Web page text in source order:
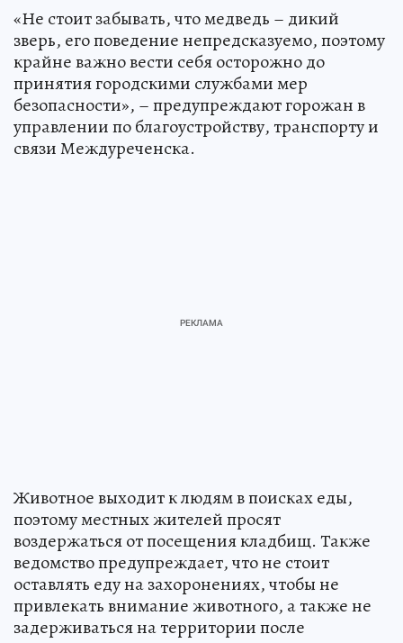
«Не стоит забывать, что медведь – дикий
зверь, его поведение непредсказуемо, поэтому
крайне важно вести себя осторожно до
принятия городскими службами мер
безопасности», – предупреждают горожан в
управлении по благоустройству, транспорту и
связи Междуреченска.
Животное выходит к людям в поисках еды,
поэтому местных жителей просят
воздержаться от посещения кладбищ. Также
ведомство предупреждает, что не стоит
оставлять еду на захоронениях, чтобы не
привлекать внимание животного, а также не
задерживаться на территории после